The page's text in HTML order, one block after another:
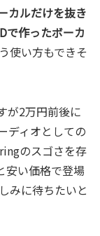
カルだけを抜き
で作ったボーカ
使い方もできそ
が2万円前後に
ディオとしての
のスゴさを存
安い価格で登場
みに待ちたいと